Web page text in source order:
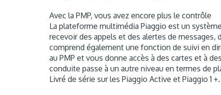
Avec la PMP, vous avez encore plus le contrôle
La plateforme multimédia Piaggio est un
recevoir des appels et des alertes de
comprend également une fonction de suivi en
au PMP et vous donne accès à des cartes et à
conduite passe à un autre niveau en termes de
Livré de série sur les Piaggio Active et Piaggio 1 +.